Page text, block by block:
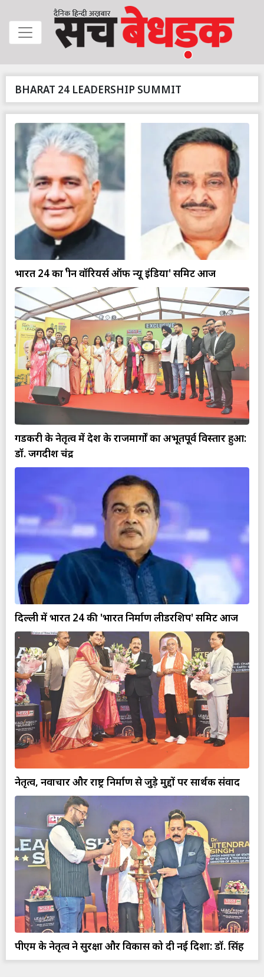
BHARAT 24 LEADERSHIP SUMMIT
भारत 24 का 'ग्रीन वॉरियर्स ऑफ न्यू इंडिया' समिट आज
गडकरी के नेतृत्व में देश के राजमार्गों का अभूतपूर्व विस्तार हुआ:
डॉ. जगदीश चंद्र
दिल्ली में भारत 24 की 'भारत निर्माण लीडरशिप' समिट आज
नेतृत्व, नवाचार और राष्ट्र निर्माण से जुड़े मुद्दों पर सार्थक संवाद
पीएम के नेतृत्व ने सुरक्षा और विकास को दी नई दिशा: डॉ. सिंह